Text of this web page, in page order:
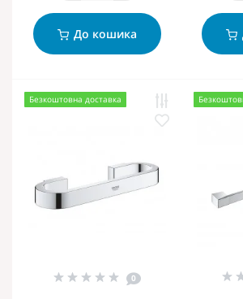
До кошика
Безкоштовна доставка
0